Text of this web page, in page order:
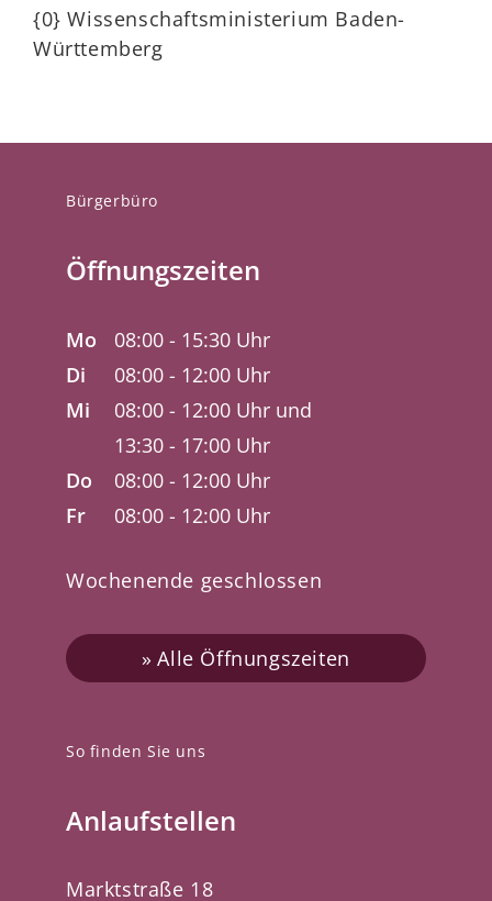
{0} Wissenschaftsministerium Baden-
Württemberg
So finden Sie uns
Anlaufstellen
Marktstraße 18
Bürgerbüro
Öffnungszeiten
Mo
08:00 - 15:30 Uhr
Di
08:00 - 12:00 Uhr
Mi
08:00 - 12:00 Uhr und
13:30 - 17:00 Uhr
Do
08:00 - 12:00 Uhr
Fr
08:00 - 12:00 Uhr
Wochenende geschlossen
Alle Öffnungszeiten